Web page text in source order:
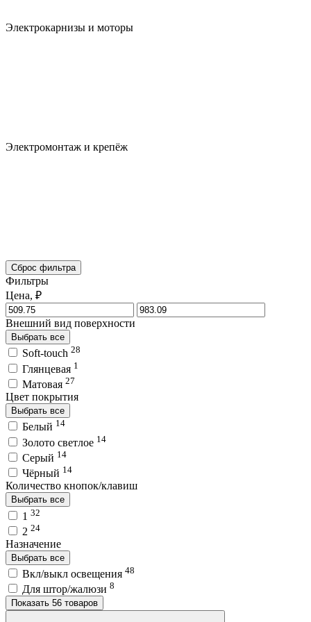
Электрокарнизы и моторы
Электромонтаж и крепёж
Сброс фильтра
Фильтры
Цена, ₽
Внешний вид поверхности
Выбрать все
Soft-touch 28
Глянцевая 1
Матовая 27
Цвет покрытия
Выбрать все
Белый 14
Золото светлое 14
Серый 14
Чёрный 14
Количество кнопок/клавиш
Выбрать все
1 32
2 24
Назначение
Выбрать все
Вкл/выкл освещения 48
Для штор/жалюзи 8
Показать 56 товаров